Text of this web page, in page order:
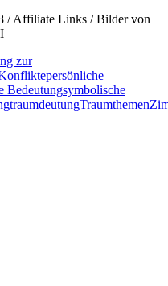
/ Affiliate Links / Bilder von
zur
persönliche
Bedeutungsymbolische
traumdeutungTraumthemen